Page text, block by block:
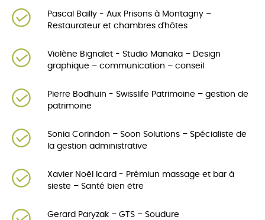
Pascal Bailly - Aux Prisons à Montagny –
Restaurateur et chambres d'hôtes
Violène Bignalet - Studio Manaka – Design
graphique – communication – conseil
Pierre Bodhuin - Swisslife Patrimoine – gestion de
patrimoine
Sonia Corindon – Soon Solutions – Spécialiste de
la gestion administrative
Xavier Noël Icard - Prémiun massage et bar à
sieste – Santé bien ëtre
Gerard Paryzak – GTS – Soudure